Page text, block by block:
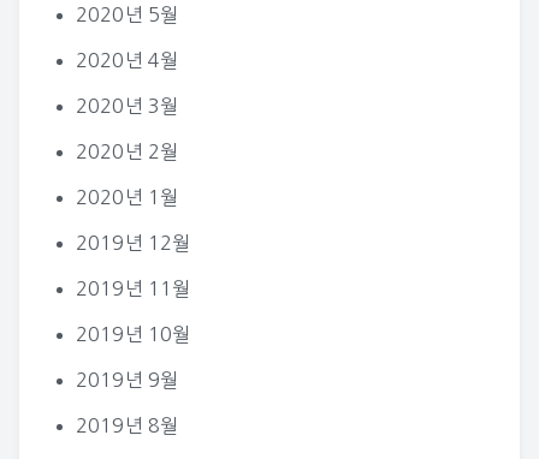
2020년 5월
2020년 4월
2020년 3월
2020년 2월
2020년 1월
2019년 12월
2019년 11월
2019년 10월
2019년 9월
2019년 8월